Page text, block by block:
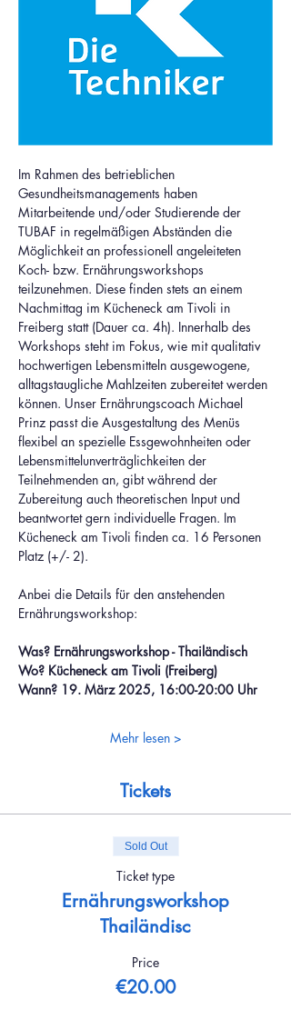
Im Rahmen des betrieblichen
Gesundheitsmanagements haben
Mitarbeitende und/oder Studierende der
TUBAF in regelmäßigen Abständen die
Möglichkeit an professionell angeleiteten
Koch- bzw. Ernährungsworkshops
teilzunehmen. Diese finden stets an einem
Nachmittag im Kücheneck am Tivoli in
Freiberg statt (Dauer ca. 4h). Innerhalb des
Workshops steht im Fokus, wie mit qualitativ
hochwertigen Lebensmitteln ausgewogene,
alltagstaugliche Mahlzeiten zubereitet werden
können. Unser Ernährungscoach Michael
Prinz passt die Ausgestaltung des Menüs
flexibel an spezielle Essgewohnheiten oder
Lebensmittelunverträglichkeiten der
Teilnehmenden an, gibt während der
Zubereitung auch theoretischen Input und
beantwortet gern individuelle Fragen. Im
Kücheneck am Tivoli finden ca. 16 Personen
Platz (+/- 2).
Anbei die Details für den anstehenden
Ernährungsworkshop:
Was? Ernährungsworkshop - Thailändisch
Wo? Kücheneck am Tivoli (Freiberg)
Wann? 19. März 2025, 16:00-20:00 Uhr
Mehr lesen >
Tickets
Sold Out
Ticket type
Ernährungsworkshop
Thailändisc
Price
€20.00